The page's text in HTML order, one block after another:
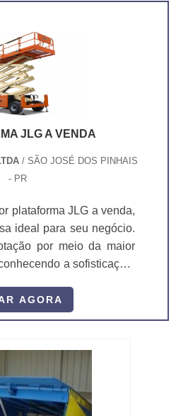
PEÇAS PARA
JLG A VENDA
/ SÃO JOSÉ DOS PINHAIS
- PR
plataforma JLG a venda,
ideal para seu negócio.
por meio da maior
a sofisticação,
SOBRE
Se alguém
com os serviços, acha
Uma empresa
plataformas...
AGORA